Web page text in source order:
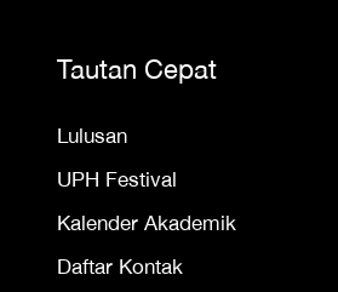
Tautan Cepat
Lulusan
UPH Festival
Kalender Akademik
Daftar Kontak